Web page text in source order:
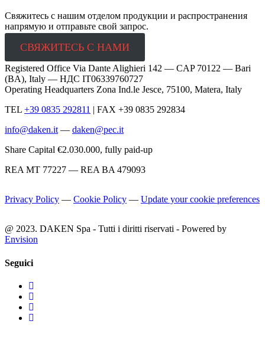
Свяжитесь с нашим отделом продукции и распространения
напрямую и отправьте свой запрос.
СВЯЖИТЕСЬ С НАМИ
Registered Office Via Dante Alighieri 142 — CAP 70122 — Bari
(BA), Italy — НДС IT06339760727
Operating Headquarters Zona Ind.le Jesce, 75100, Matera, Italy
TEL +39 0835 292811 | FAX +39 0835 292834
info@daken.it — daken@pec.it
Share Capital €2.030.000, fully paid-up
REA MT 77227 — REA BA 479093
Privacy Policy — Cookie Policy — Update your cookie preferences
@ 2023. DAKEN Spa - Tutti i diritti riservati - Powered by
Envision
Seguici